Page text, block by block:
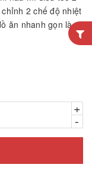
2 chế độ nhiệt
ăn nhanh gọn là...
+
-